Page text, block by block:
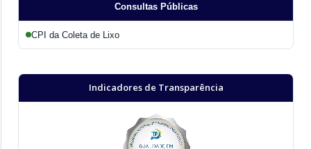
Consultas Públicas
CPI da Coleta de Lixo
Indicadores de Transparência